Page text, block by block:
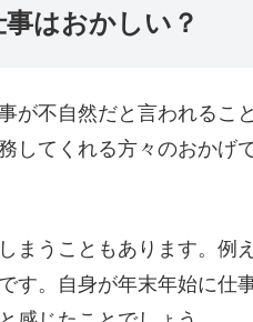
はおかしい？
が不自然だと言われるこ
してくれる方々のおかげ
まうこともあります。例
す。自身が年末年始に仕